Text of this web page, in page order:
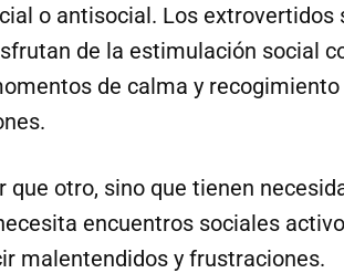
o antisocial. Los extrovertidos
de la estimulación social
de calma y recogimiento
otro, sino que tienen
encuentros sociales
malentendidos y frustraciones.